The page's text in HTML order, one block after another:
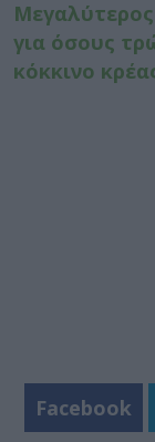
για όσους
κόκκινο
Facebook